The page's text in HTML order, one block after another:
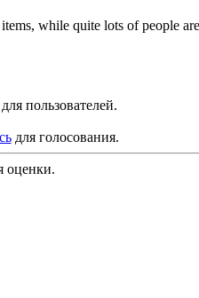
while quite lots of people
пользователей.
для голосования.
оценки.